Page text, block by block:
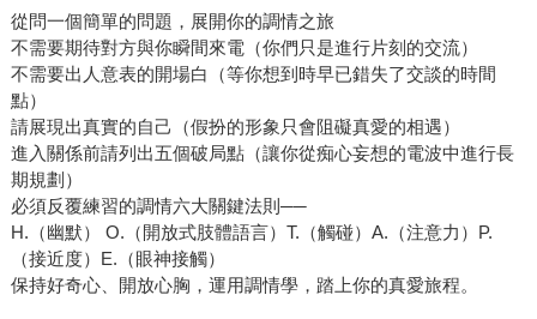
從問一個簡單的問題，展開你的調情之旅
不需要期待對方與你瞬間來電（你們只是進行片刻的交流）
不需要出人意表的開場白（等你想到時早已錯失了交談的時間
點）
請展現出真實的自己（假扮的形象只會阻礙真愛的相遇）
進入關係前請列出五個破局點（讓你從痴心妄想的電波中進行長
期規劃）
必須反覆練習的調情六大關鍵法則──
H.（幽默） O.（開放式肢體語言）T.（觸碰）A.（注意力）P.
（接近度）E.（眼神接觸）
保持好奇心、開放心胸，運用調情學，踏上你的真愛旅程。